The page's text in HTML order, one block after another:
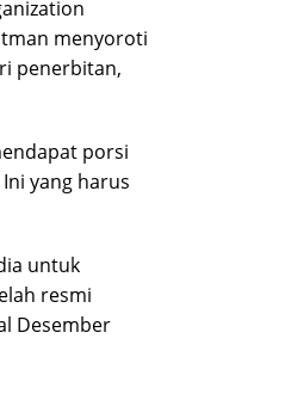
menyoroti
penerbitan,
porsi
yang harus
untuk
resmi
Desember